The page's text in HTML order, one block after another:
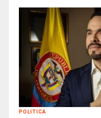
POLITICA